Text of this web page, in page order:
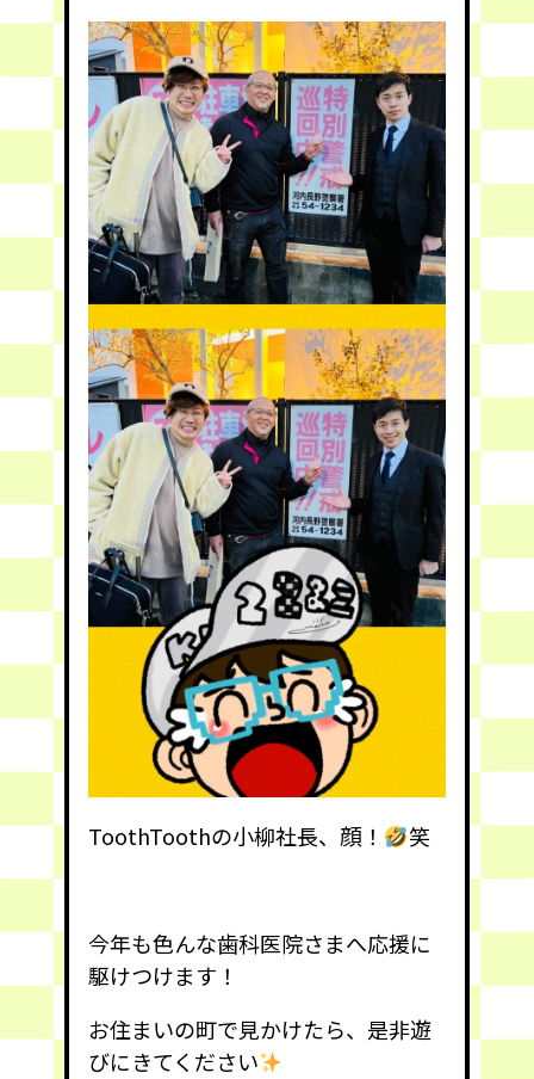
ToothToothの小柳社長、 顔 ！ 笑
今年も色んな歯科医院さまへ応援に
駆けつけます！
お住まいの町で見かけたら、是非遊
びにきてください